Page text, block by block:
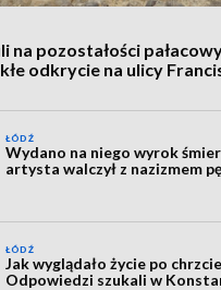
na pozostałości
odkrycie na ulicy
ŁÓDŹ
Wydano na niego wyrok
artysta walczył z nazizmem
ŁÓDŹ
Jak wyglądało życie po
Odpowiedzi szukali w